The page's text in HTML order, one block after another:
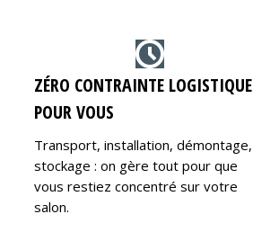
ZÉRO CONTRAINTE LOGISTIQUE
POUR VOUS
Transport, installation, démontage,
stockage : on gère tout pour que
vous restiez concentré sur votre
salon.